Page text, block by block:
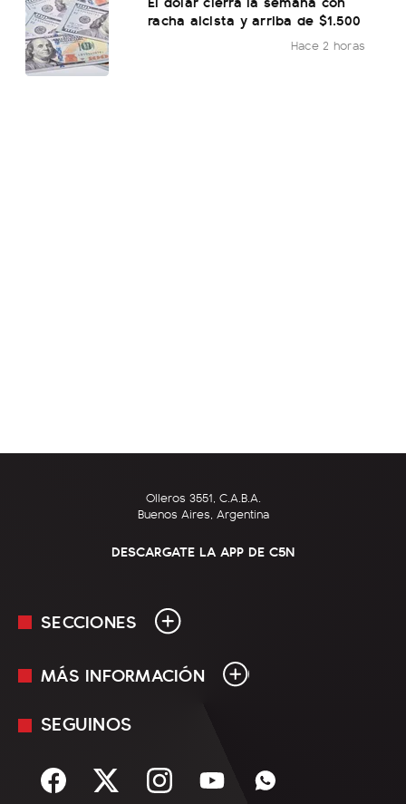
racha alcista y arriba de $1.500
Hace 2 horas
Olleros 3551, C.A.B.A.
Buenos Aires, Argentina
DESCARGATE LA APP DE C5N
SECCIONES
En Vivo
Sociedad
MÁS INFORMACIÓN
Mediakit
Términos y condiciones
SEGUINOS